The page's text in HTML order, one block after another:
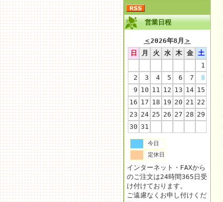
営業日程
＜2026年8月 ＞
日
月 火 水 木 金
土
1
2
3 4 5 6 7
8
9 10 11 12 13 14 15
16 17 18 19 20 21 22
23 24 25 26 27 28 29
30 31
今日
定休日
インターネット・FAXから
のご注文は24時間365日受
け付けております。
ご遠慮なくお申し付けくだ